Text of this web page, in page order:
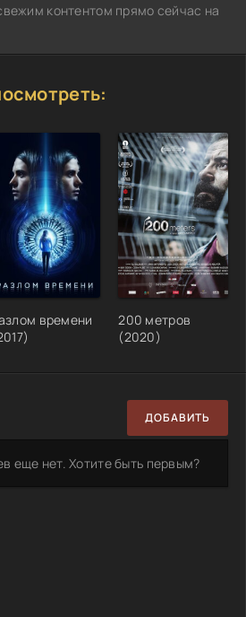
контентом прямо сейчас на
времени
200 метров
(2020)
ДОБАВИТЬ
еще нет. Хотите быть первым?